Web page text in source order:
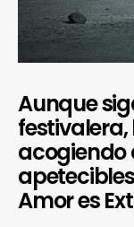
Aunque
acogiendo
Amor es